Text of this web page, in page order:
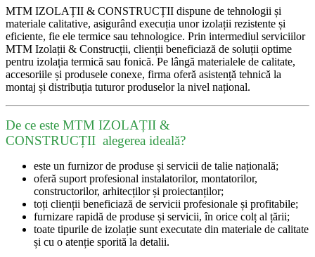
MTM IZOLAȚII & CONSTRUCȚII dispune de tehnologii și
materiale calitative, asigurând execuția unor izolații rezistente și
eficiente, fie ele termice sau tehnologice. Prin intermediul serviciilor
MTM Izolații & Construcții, clienții beneficiază de soluții optime
pentru izolația termică sau fonică. Pe lângă materialele de calitate,
accesoriile și produsele conexe, firma oferă asistență tehnică la
montaj și distribuția tuturor produselor la nivel național.
De ce este MTM IZOLAȚII &
CONSTRUCȚII alegerea ideală?
este un furnizor de produse și servicii de talie națională;
oferă suport profesional instalatorilor, montatorilor,
constructorilor, arhitecților și proiectanților;
toți clienții beneficiază de servicii profesionale și profitabile;
furnizare rapidă de produse și servicii, în orice colț al țării;
toate tipurile de izolație sunt executate din materiale de calitate
și cu o atenție sporită la detalii.